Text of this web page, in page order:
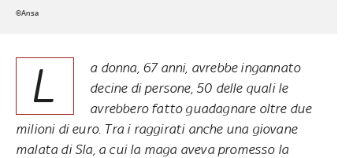
©Ansa
L
a donna, 67 anni, avrebbe ingannato
decine di persone, 50 delle quali le
avrebbero fatto guadagnare oltre due
milioni di euro. Tra i raggirati anche una giovane
malata di Sla, a cui la maga aveva promesso la